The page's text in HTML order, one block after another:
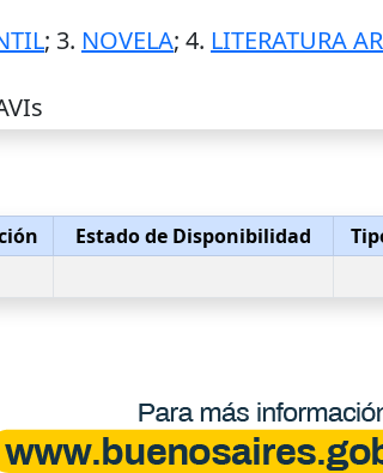
; 3. NOVELA; 4. LITERATURA
Estado de Disponibilidad